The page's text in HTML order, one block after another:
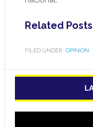
Related
FILED UNDER: OPINIÓN